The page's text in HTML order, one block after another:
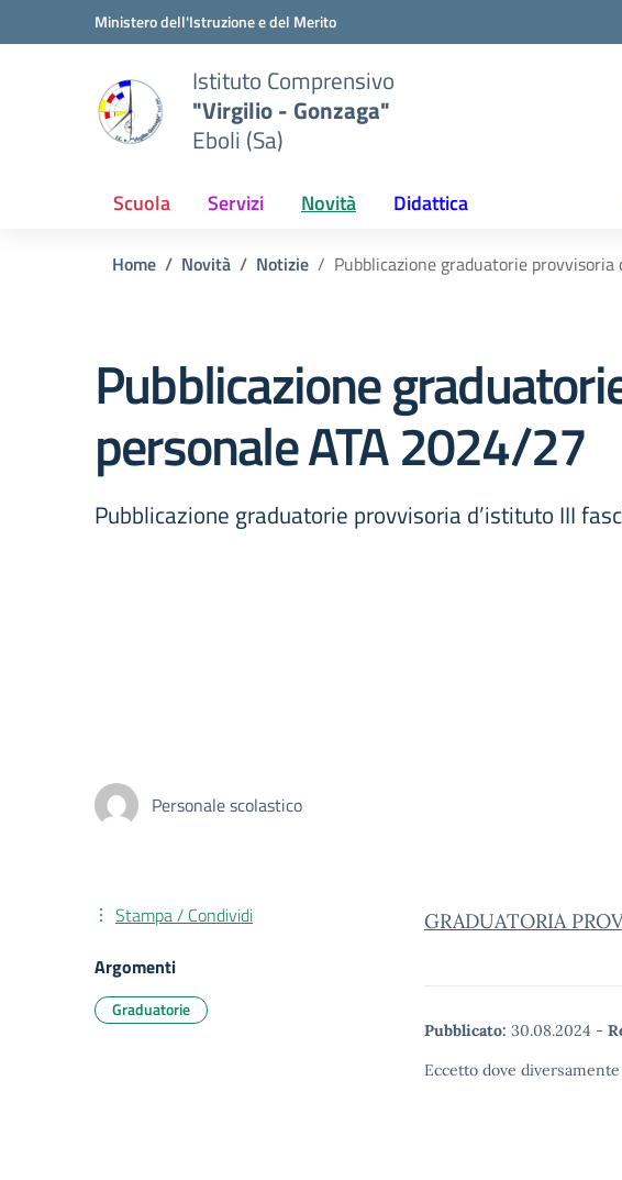
Vai ai contenuti
Vai al menu di navigazioneMinistero dell'Istruzione e del Merito
Istituto Comprensivo
"Virgilio - Gonzaga"
Eboli (Sa)
Scuola Servizi Novità Didattica
Home Novità Notizie Pubblicazione graduatorie
Pubblicazione
personale ATA 2024/27
Pubblicazione graduatorie provvisoria d’istituto III
Personale scolastico
GRADUATORIA
Pubblicato: 30.08.2024 -
Eccetto dove
Stampa / Condividi
Argomenti
Graduatorie